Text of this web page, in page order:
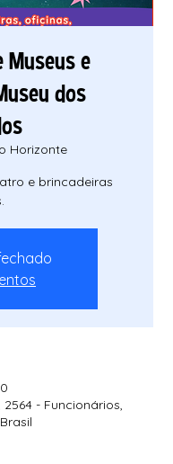
e
dos
Horizonte
e brincadeiras
- Funcionários,